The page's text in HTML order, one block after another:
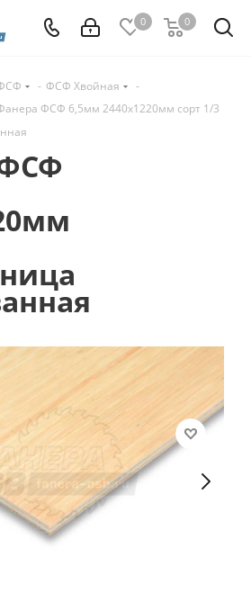
0 0
- ФСФ Хвойная
-
ФСФ 6,5мм 2440х1220мм сорт 1/3